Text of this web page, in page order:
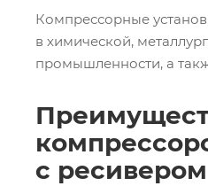
Компрессорные
в химической,
промышленности, а
с